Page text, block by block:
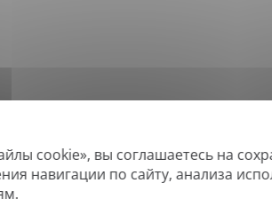
cookie», вы соглашаетесь на
навигации по сайту, анализа
форматы: DOC, DOCX, ODT, PDF*,